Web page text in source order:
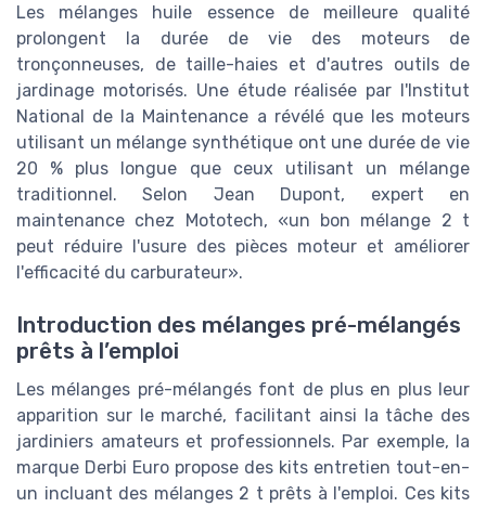
Les mélanges huile essence de meilleure qualité
prolongent la durée de vie des moteurs de
tronçonneuses, de taille-haies et d'autres outils de
jardinage motorisés. Une étude réalisée par l'Institut
National de la Maintenance a révélé que les moteurs
utilisant un mélange synthétique ont une durée de vie
20 % plus longue que ceux utilisant un mélange
traditionnel. Selon Jean Dupont, expert en
maintenance chez Mototech, «un bon mélange 2 t
peut réduire l'usure des pièces moteur et améliorer
l'efficacité du carburateur».
Introduction des mélanges pré-mélangés
prêts à l’emploi
Les mélanges pré-mélangés font de plus en plus leur
apparition sur le marché, facilitant ainsi la tâche des
jardiniers amateurs et professionnels. Par exemple, la
marque Derbi Euro propose des kits entretien tout-en-
un incluant des mélanges 2 t prêts à l'emploi. Ces kits